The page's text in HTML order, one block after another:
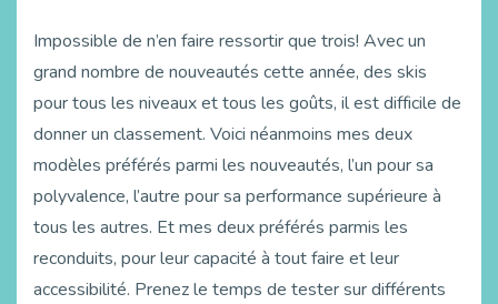
Impossible de n’en faire ressortir que trois! Avec un
grand nombre de nouveautés cette année, des skis
pour tous les niveaux et tous les goûts, il est difficile de
donner un classement. Voici néanmoins mes deux
modèles préférés parmi les nouveautés, l’un pour sa
polyvalence, l’autre pour sa performance supérieure à
tous les autres. Et mes deux préférés parmis les
reconduits, pour leur capacité à tout faire et leur
accessibilité. Prenez le temps de tester sur différents